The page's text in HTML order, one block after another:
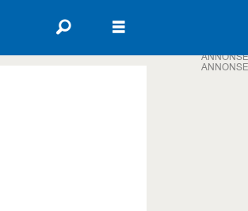
ANNONSE
ANNONSE